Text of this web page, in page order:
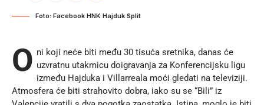
Foto: Facebook HNK Hajduk Split
O ni koji neće biti među 30 tisuća sretnika, danas će
uzvratnu utakmicu doigravanja za Konferencijsku ligu
između Hajduka i Villarreala moći gledati na televiziji.
Atmosfera će biti strahovito dobra, iako su se “Bili” iz